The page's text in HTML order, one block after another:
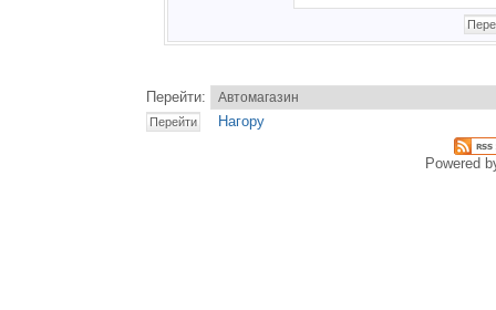
Перейти:
Нагору
Powered